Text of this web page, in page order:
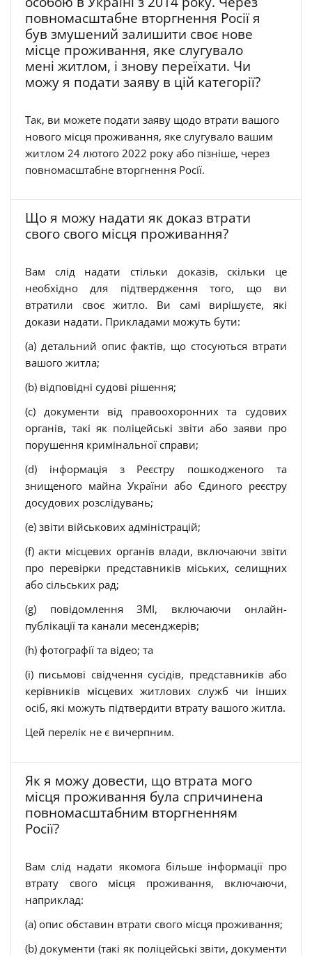
повномасштабне вторгнення Росії я
був змушений залишити своє нове
місце проживання, яке слугувало
мені житлом, і знову переїхати. Чи
можу я подати заяву в цій категорії?
Так, ви можете подати заяву щодо втрати вашого
нового місця проживання, яке слугувало вашим
житлом 24 лютого 2022 року або пізніше, через
повномасштабне вторгнення Росії.
Що я можу надати як доказ втрати
свого свого місця проживання?
Вам слід надати стільки доказів, скільки це
необхідно для підтвердження того, що ви
втратили своє житло. Ви самі вирішуєте, які
докази надати. Прикладами можуть бути:
(a) детальний опис фактів, що стосуються втрати
вашого житла;
(b) відповідні судові рішення;
(c) документи від правоохоронних та судових
органів, такі як поліцейські звіти або заяви про
порушення кримінальної справи;
(d) інформація з Реєстру пошкодженого та
знищеного майна України або Єдиного реєстру
досудових розслідувань;
(e) звіти військових адміністрацій;
(f) акти місцевих органів влади, включаючи звіти
про перевірки представників міських, селищних
або сільських рад;
(g) повідомлення ЗМІ, включаючи онлайн-
публікації та канали месенджерів;
(h) фотографії та відео; та
(i) письмові свідчення сусідів, представників або
керівників місцевих житлових служб чи інших
осіб, які можуть підтвердити втрату вашого житла.
Цей перелік не є вичерпним.
Як я можу довести, що втрата мого
місця проживання була спричинена
повномасштабним вторгненням
Росії?
Вам слід надати якомога більше інформації про
втрату свого місця проживання, включаючи,
наприклад:
(a) опис обставин втрати свого місця проживання;
(b) документи (такі як поліцейські звіти, документи